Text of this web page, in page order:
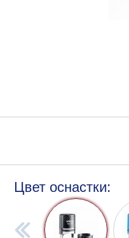
Цвет оснастки: